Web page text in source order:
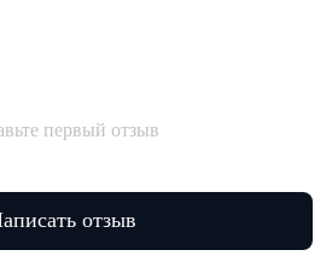
первый отзыв
отзыв